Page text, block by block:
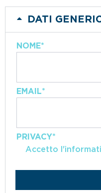
DATI
NOME*
EMAIL*
PRIVACY*
Accetto